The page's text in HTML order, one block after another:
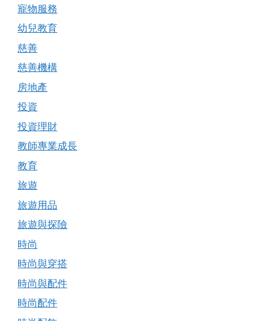
寵物服務
幼兒教育
慈善
慈善機構
房地產
投資
投資理財
教師專業成長
教育
旅遊
旅遊用品
旅遊與探險
時尚
時尚與穿搭
時尚與配件
時尚配件